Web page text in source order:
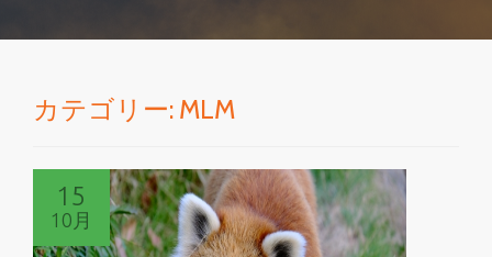
カテゴリー: MLM
15
10月